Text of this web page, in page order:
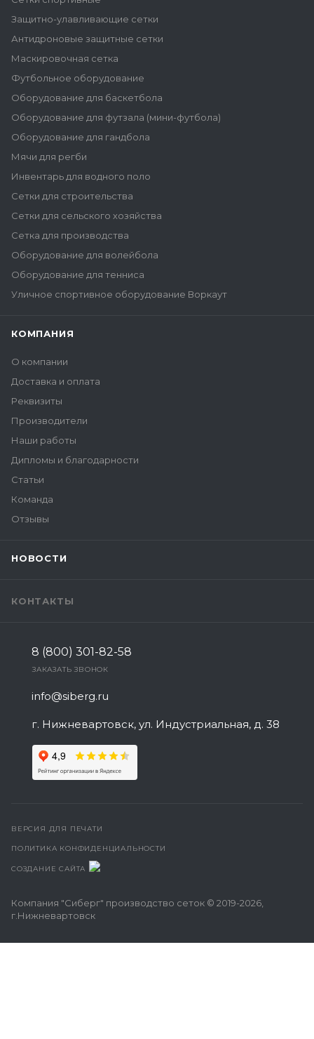
Защитно-улавливающие сетки
Антидроновые защитные сетки
Маскировочная сетка
Футбольное оборудование
Оборудование для баскетбола
Оборудование для футзала (мини-футбола)
Оборудование для гандбола
Мячи для регби
Инвентарь для водного поло
Сетки для строительства
Сетки для сельского хозяйства
Сетка для производства
Оборудование для волейбола
Оборудование для тенниса
Уличное спортивное оборудование Воркаут
КОМПАНИЯ
О компании
Доставка и оплата
Реквизиты
Производители
Наши работы
Дипломы и благодарности
Статьи
Команда
Отзывы
НОВОСТИ
КОНТАКТЫ
8 (800) 301-82-58
ЗАКАЗАТЬ ЗВОНОК
info@siberg.ru
г. Нижневартовск, ул. Индустриальная, д. 38
ВЕРСИЯ ДЛЯ ПЕЧАТИ
ПОЛИТИКА КОНФИДЕНЦИАЛЬНОСТИ
СОЗДАНИЕ САЙТА
Компания "Сиберг" производство сеток © 2019-2026,
г.Нижневартовск